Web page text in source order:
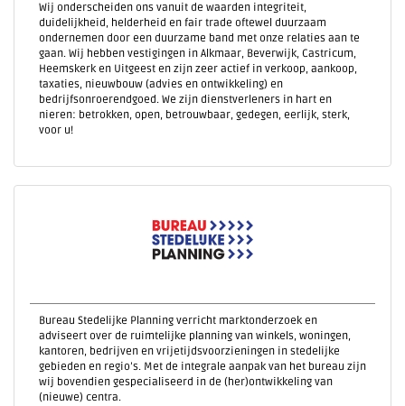
Wij onderscheiden ons vanuit de waarden integriteit,
duidelijkheid, helderheid en fair trade oftewel duurzaam
ondernemen door een duurzame band met onze relaties aan te
gaan. Wij hebben vestigingen in Alkmaar, Beverwijk, Castricum,
Heemskerk en Uitgeest en zijn zeer actief in verkoop, aankoop,
taxaties, nieuwbouw (advies en ontwikkeling) en
bedrijfsonroerendgoed. We zijn dienstverleners in hart en
nieren: betrokken, open, betrouwbaar, gedegen, eerlijk, sterk,
voor u!
Bureau Stedelijke Planning verricht marktonderzoek en
adviseert over de ruimtelijke planning van winkels, woningen,
kantoren, bedrijven en vrijetijdsvoorzieningen in stedelijke
gebieden en regio’s. Met de integrale aanpak van het bureau zijn
wij bovendien gespecialiseerd in de (her)ontwikkeling van
(nieuwe) centra.